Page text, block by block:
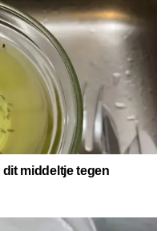
middeltje tegen